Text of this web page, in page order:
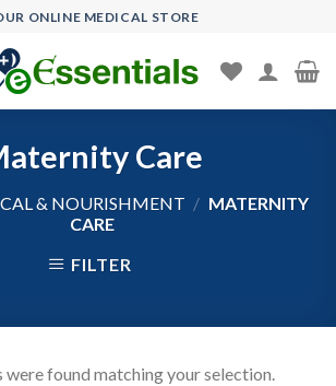
ONLINE MEDICAL STORE
Care
& NOURISHMENT / MATERNITY
CARE
FILTER
found matching your selection.